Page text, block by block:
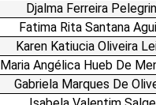
Djalma Ferreira
Fatima Rita Santana
Karen Katiucia Oliveira
Maria Angélica Hueb De
Gabriela Marques De